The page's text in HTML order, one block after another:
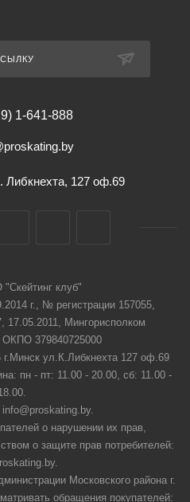
1-641-888
Либкнехта, 127 оф.69
клуб"
г., № регистрации 157055,
17.05.2011, Мингорисполком
379840725000
г.Минск ул.К.Либкнехта 127 оф.69
пн - пт: 11.00 - 20.00, сб: 11.00 -
info@proskating.by.
о нарушении их прав,
о защите прав потребителей:
Московского района г.
обращения покупателей: